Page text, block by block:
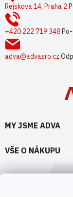
pRejskova 14, Praha 2
+420 222 719 348
adva@advasro.cz
MY JSME ADVA
O nás
Naše dokumenty
VŠE O NÁKUPU
Doprava a platba
VOP pro spotřebitele